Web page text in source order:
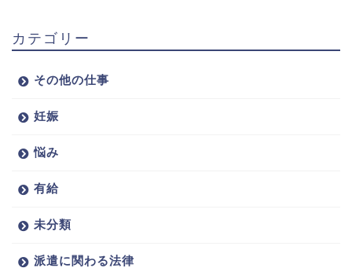
カテゴリー
その他の仕事
妊娠
悩み
有給
未分類
派遣に関わる法律